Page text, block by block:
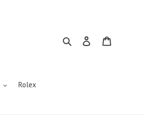
Zoeken Inloggen
Rolex